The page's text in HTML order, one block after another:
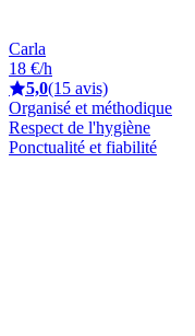
Carla
18 €/h
5,0(15 avis)
Organisé et méthodique
Respect de l'hygiène
Ponctualité et fiabilité